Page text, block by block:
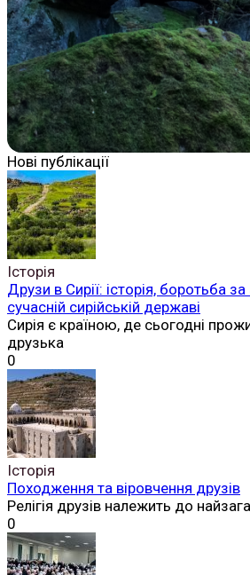
Нові публікації
Історія
Друзи в Сирії: історія, боротьба
сучасній сирійській державі
Сирія є країною, де сьогодні
друзька
0
Історія
Походження та віровчення друзів
Релігія друзів належить до
0